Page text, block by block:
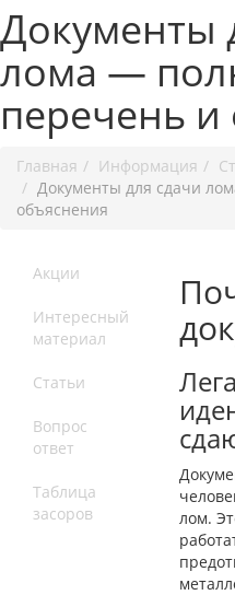
Документы
лома —
перечень
Главная Информация
Документы для сдачи
объяснения
Акции
Интересный
материал
Статьи
Вопрос
ответ
Таблица
засоров
лом.